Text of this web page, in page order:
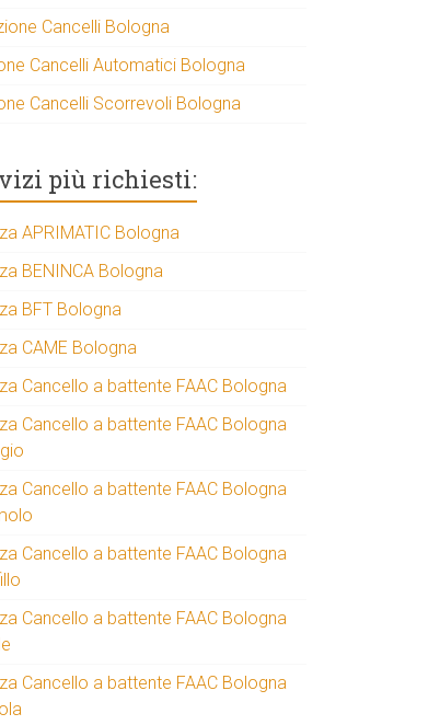
Cancelli Bologna
Cancelli Automatici Bologna
Cancelli Scorrevoli Bologna
più richiesti:
APRIMATIC Bologna
BENINCA Bologna
BFT Bologna
CAME Bologna
Cancello a battente FAAC Bologna
Cancello a battente FAAC Bologna
Cancello a battente FAAC Bologna
Cancello a battente FAAC Bologna
Cancello a battente FAAC Bologna
Cancello a battente FAAC Bologna